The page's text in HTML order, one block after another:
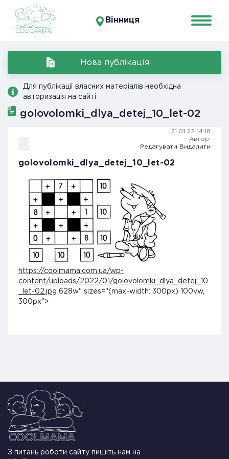
Вінниця
Нова публікація
Для публікації власних матеріалів необхідна
авторизація на сайті
golovolomki_dlya_detej_10_let-02
21.01.22 14:18
Автор:
Редагувати
Видалити
golovolomki_dlya_detej_10_let-02
https://coolmama.com.ua/wp-
content/uploads/2022/01/golovolomki_dlya_detej_10
_let-02.jpg 628w" sizes="(max-width: 300px) 100vw,
300px">
З питань роботи сайту пишіть нам на